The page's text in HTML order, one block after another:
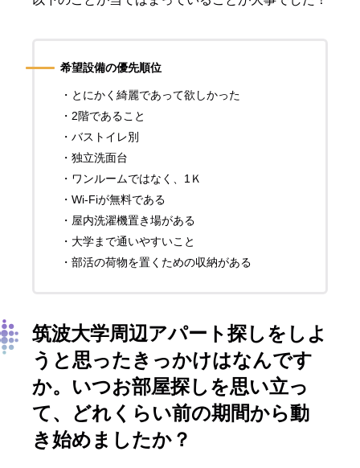
希望設備の優先順位
・とにかく綺麗であって欲しかった
・2階であること
・バストイレ別
・独立洗面台
・ワンルームではなく、1Ｋ
・Wi-Fiが無料である
・屋内洗濯機置き場がある
・大学まで通いやすいこと
・部活の荷物を置くための収納がある
筑波大学周辺アパート探しをしよ
うと思ったきっかけはなんです
か。いつお部屋探しを思い立っ
て、どれくらい前の期間から動
き始めましたか？